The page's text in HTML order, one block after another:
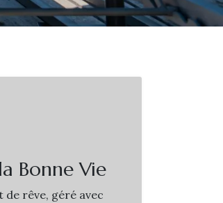
Bonne Vie
de rêve, géré avec